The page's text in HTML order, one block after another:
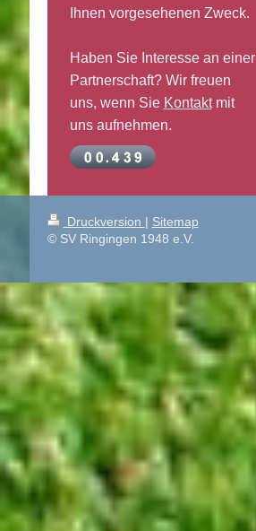
Ihnen vorgesehenen Zweck.
Haben Sie Interesse an einer
Partnerschaft? Wir freuen
uns, wenn Sie Kontaktmit
uns aufnehmen.
Druckversion | Sitemap
© SV Ringingen 1948 e.V.